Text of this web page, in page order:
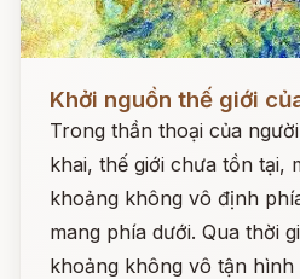
Khởi nguồn thế giới
Trong thần thoại của
khai, thế giới chưa tồn tại,
khoảng không vô định
mang phía dưới. Qua thời
khoảng không vô tận